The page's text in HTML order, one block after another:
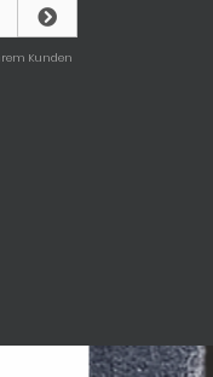
Kunden